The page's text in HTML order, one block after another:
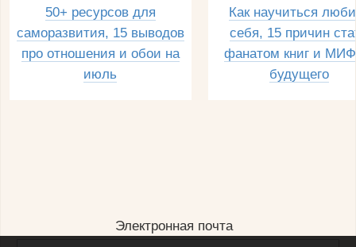
50+ ресурсов для
саморазвития, 15 выводов
про отношения и обои на
июль
Как научиться
себя, 15 причин
фанатом книг и
будущего
Электронная почта